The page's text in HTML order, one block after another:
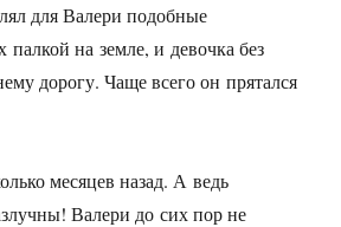
для Валери подобные
палкой на земле, и девочка без
дорогу. Чаще всего он прятался
месяцев назад. А ведь
Валери до сих пор не